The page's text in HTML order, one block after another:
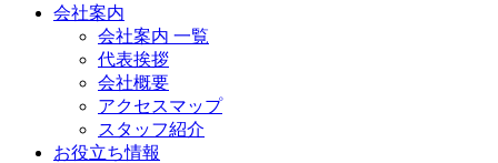
会社案内
会社案内 一覧
代表挨拶
会社概要
アクセスマップ
スタッフ紹介
お役立ち情報